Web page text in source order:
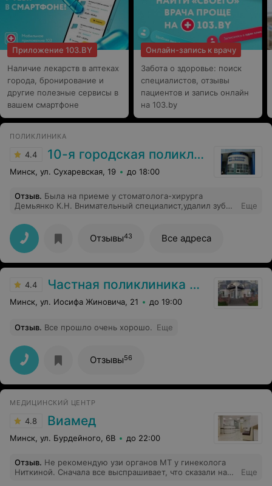
Приложение 103.BY
Наличие лекарств в аптеках
города, бронирование и
другие полезные сервисы в
вашем смартфоне
Онлайн-запись к врачу
Забота о здоровье: поиск
специалистов, отзывы
пациентов и запись онлайн
на 103.by
ПОЛИКЛИНИКА
4.4 10-я городская поликлиника г. Минска
Минск, ул. Сухаревская, 19 до 18:00
Отзыв. Была на приеме у стоматолога-хирурга
Демьянко К.Н. Внимательный специалист,удалил зуб
рекомендации после удаления зуба.
Еще
Отзывы43 Все адреса
4.4 Частная поликлиника Анатомия
Минск, ул. Иосифа Жиновича, 21 до 19:00
Отзыв. Все прошло очень хорошо. Еще
Отзывы56
МЕДИЦИНСКИЙ ЦЕНТР
4.8 Виамед
Минск, ул. Бурдейного, 6В до 22:00
Отзыв. Не рекомендую узи органов МТ у гинеколога
Ниткиной. Сначала все выспрашивает, что сказали на
Еще